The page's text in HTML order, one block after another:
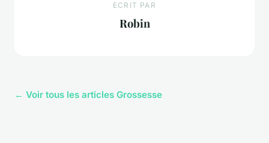
ECRIT PAR
Robin
← Voir tous les articles Grossesse